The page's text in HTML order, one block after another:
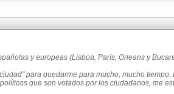
y europeas (Lisboa, París, Orleans y
para quedarme para mucho, mucho
que son votados por los ciudadanos, me